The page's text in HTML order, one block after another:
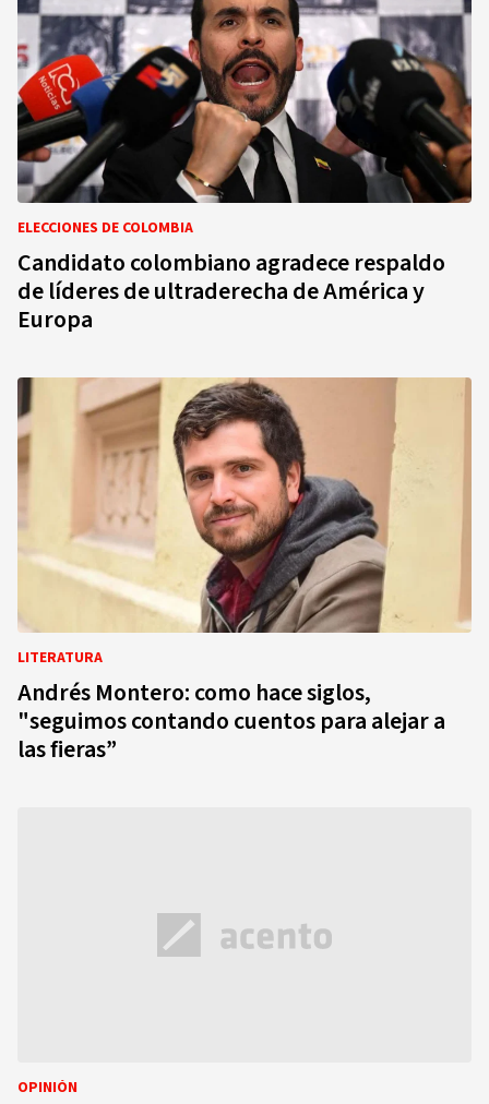
ELECCIONES DE COLOMBIA
Candidato colombiano agradece respaldo
de líderes de ultraderecha de América y
Europa
LITERATURA
Andrés Montero: como hace siglos,
"seguimos contando cuentos para alejar a
las fieras”
OPINIÓN